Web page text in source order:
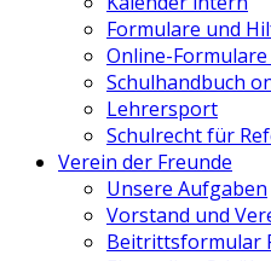
Formulare und
Online-
Schulhandbuch
Lehrersport
Schulrecht für
Verein der Freunde
Unsere Aufgaben
Vorstand und
Beitrittsformular